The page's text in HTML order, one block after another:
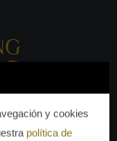
y cookies
política de